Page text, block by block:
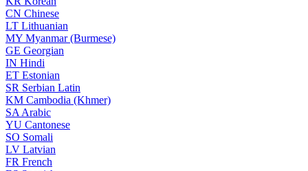
CN Chinese
LT Lithuanian
MY Myanmar (Burmese)
GE Georgian
IN Hindi
ET Estonian
SR Serbian Latin
KM Cambodia (Khmer)
SA Arabic
YU Cantonese
SO Somali
LV Latvian
FR French